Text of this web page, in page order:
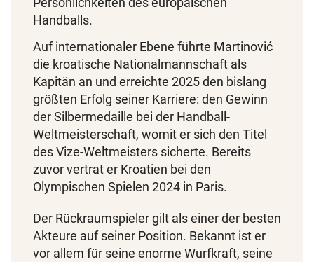
Handballs.
Auf internationaler Ebene führte Martinović
die kroatische Nationalmannschaft als
Kapitän an und erreichte 2025 den bislang
größten Erfolg seiner Karriere: den Gewinn
der Silbermedaille bei der Handball-
Weltmeisterschaft, womit er sich den Titel
des Vize-Weltmeisters sicherte. Bereits
zuvor vertrat er Kroatien bei den
Olympischen Spielen 2024 in Paris.
Der Rückraumspieler gilt als einer der besten
Akteure auf seiner Position. Bekannt ist er
vor allem für seine enorme Wurfkraft, seine